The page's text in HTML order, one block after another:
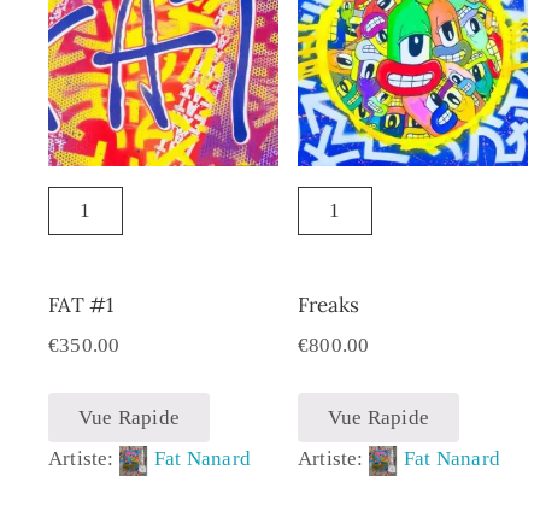
FAT #1
€350.00
Vue Rapide
Artiste:
Fat Nanard
Freaks
€800.00
Vue Rapide
Artiste:
Fat Nanard